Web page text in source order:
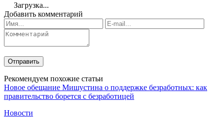
Загрузка...
Добавить комментарий
Рекомендуем похожие статьи
Новое обещание Мишустина о поддержке безработных: как
правительство борется с безработицей
Новости